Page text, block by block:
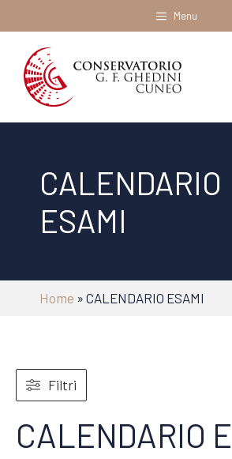
al
contenuto
Menu
CALENDARIO
ESAMI
Home » CALENDARIO ESAMI
Filtri
CALENDARIO